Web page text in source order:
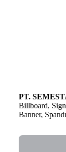
PT.
Billboard,
Banner,